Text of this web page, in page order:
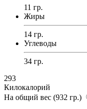
11 гр.
Жиры
14 гр.
Углеводы
34 гр.
293
Килокалорий
На общий вес (932 гр.)